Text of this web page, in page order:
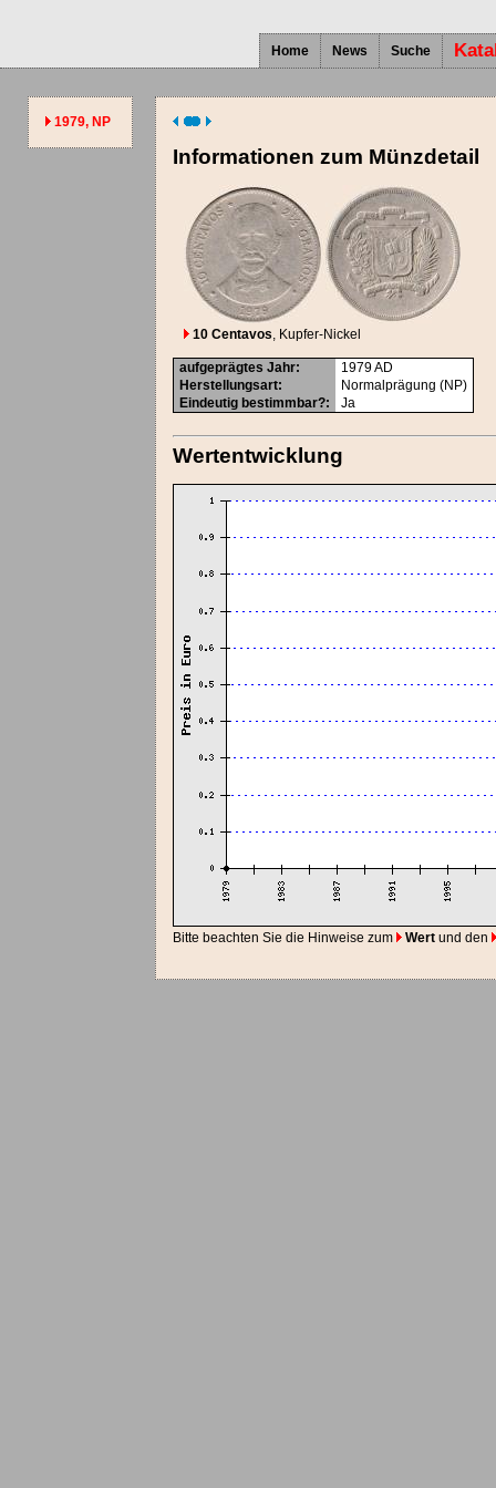
Home News Suche
1979, NP
Informationen zum Münzdetail
10 Centavos, Kupfer-Nickel
aufgeprägtes Jahr: 1979AD
Herstellungsart:
Normalprägung (NP)
Eindeutig bestimmbar?: Ja
Wertentwicklung
Bitte beachten Sie die Hinweise zum Wert und den